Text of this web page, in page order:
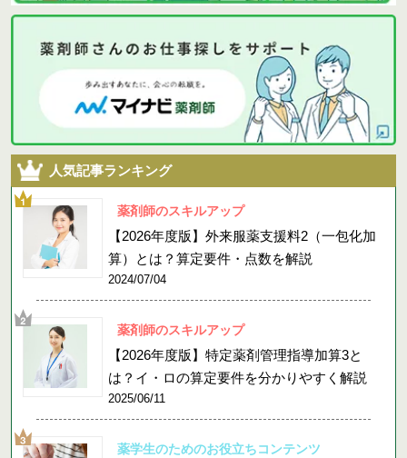
人気記事ランキング
薬剤師のスキルアップ
【2026年度版】外来服薬支援料2（一包化加
算）とは？算定要件・点数を解説
2024/07/04
薬剤師のスキルアップ
【2026年度版】特定薬剤管理指導加算3と
は？イ・ロの算定要件を分かりやすく解説
2025/06/11
薬学生のためのお役立ちコンテンツ